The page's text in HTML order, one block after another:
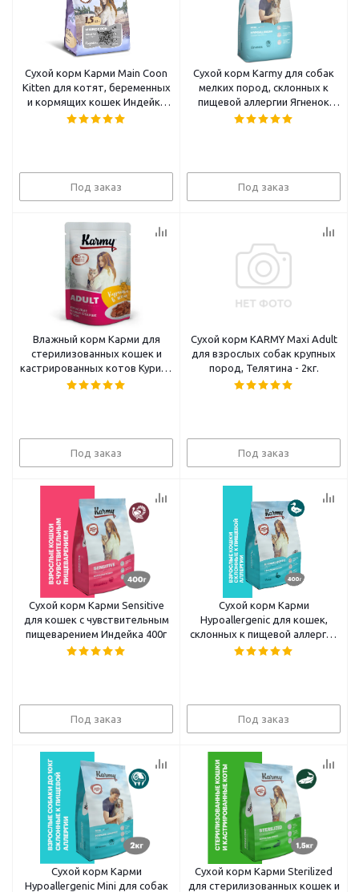
Сухой корм Карми Main Coon
Kitten для котят, беременных
и кормящих кошек Индейка
1,5кг
Под заказ
Сухой корм Karmy для собак
мелких пород, склонных к
пищевой аллергии Ягненок
10кг
Под заказ
Влажный корм Карми для
стерилизованных кошек и
кастрированных котов Курица
в желе 12*80г
Под заказ
Сухой корм KARMY Maxi Adult
для взрослых собак крупных
пород, Телятина - 2кг.
Под заказ
Сухой корм Карми Sensitive
для кошек с чувствительным
пищеварением Индейка 400г
Под заказ
Сухой корм Карми
Hypoallergenic для кошек,
склонных к пищевой аллергии
Утка 1,5кг
Под заказ
Сухой корм Карми
Hypoallergenic Mini для собак
Сухой корм Карми Sterilized
для стерилизованных кошек и